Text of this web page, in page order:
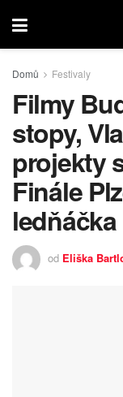
Domů Festivaly
Filmy
stopy,
projekty
Finále
ledňáčka
od Eliška